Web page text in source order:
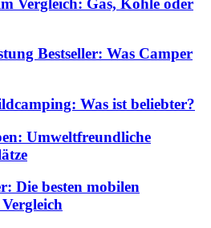
Bestseller: Was Camper
Was ist beliebter?
Umweltfreundliche
Die besten mobilen